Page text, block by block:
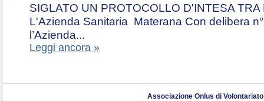
SIGLATO UN PROTOCOLLO D'INTESA
L'Azienda Sanitaria Materana Con delibera
l’Azienda...
Leggi ancora »
Associazione Onlus di